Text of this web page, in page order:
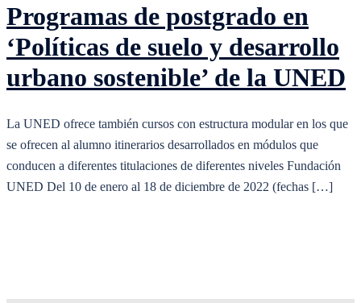
Programas de postgrado en
‘Políticas de suelo y desarrollo
urbano sostenible’ de la UNED
La UNED ofrece también cursos con estructura modular en los que
se ofrecen al alumno itinerarios desarrollados en módulos que
conducen a diferentes titulaciones de diferentes niveles Fundación
UNED Del 10 de enero al 18 de diciembre de 2022 (fechas […]